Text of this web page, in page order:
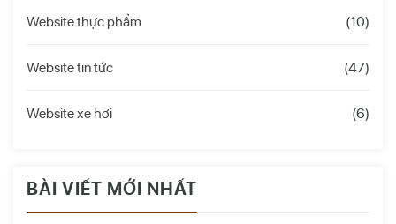
Website thực phẩm (10)
Website tin tức (47)
Website xe hơi (6)
BÀI VIẾT MỚI NHẤT